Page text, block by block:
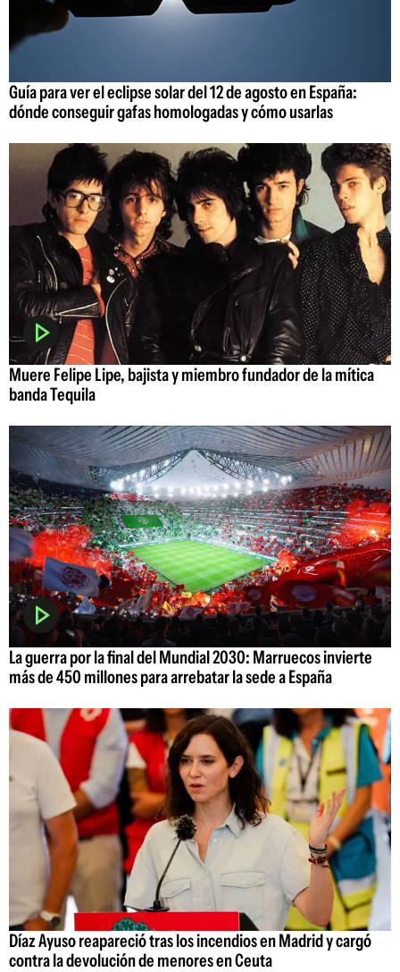
Guía para ver el eclipse solar del 12 de agosto en España:
dónde conseguir gafas homologadas y cómo usarlas
Muere Felipe Lipe, bajista y miembro fundador de la mítica
banda Tequila
La guerra por la final del Mundial 2030: Marruecos invierte
más de 450 millones para arrebatar la sede a España
Díaz Ayuso reapareció tras los incendios en Madrid y cargó
contra la devolución de menores en Ceuta